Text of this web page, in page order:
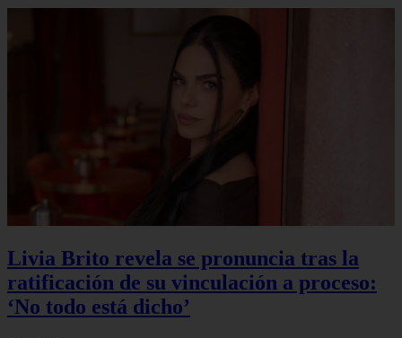
Livia Brito revela se pronuncia tras la
ratificación de su vinculación a proceso:
‘No todo está dicho’